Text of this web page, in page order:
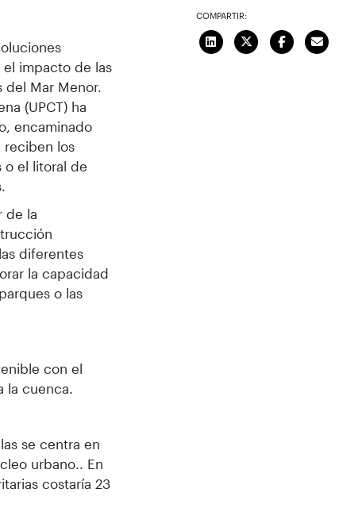
el impacto de las
del Mar Menor.
(UPCT) ha
encaminado
reciben los
o el litoral de
de la
diferentes
la capacidad
o las
con el
la cuenca.
se centra en
urbano.. En
costaría 23
COMPARTIR: